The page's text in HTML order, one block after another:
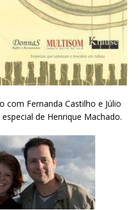
com Fernanda Castilho e Júlio
de Henrique Machado.